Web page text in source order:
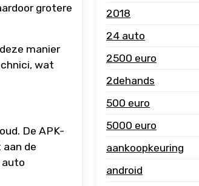
grotere
manier
wat
De APK-
de
auto
2018
24 auto
2500 euro
2dehands
500 euro
5000 euro
aankoopkeuring
android